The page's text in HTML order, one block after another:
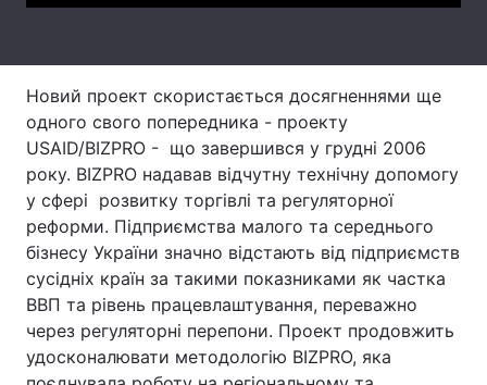
Новий проект скористається досягненнями ще
одного свого попередника - проекту
USAID/BIZPRO - що завершився у грудні 2006
року. BIZPRO надавав відчутну технічну допомогу
у сфері розвитку торгівлі та регуляторної
реформи. Підприємства малого та середнього
бізнесу України значно відстають від підприємств
сусідніх країн за такими показниками як частка
ВВП та рівень працевлаштування, переважно
через регуляторні перепони. Проект продовжить
удосконалювати методологію BIZPRO, яка